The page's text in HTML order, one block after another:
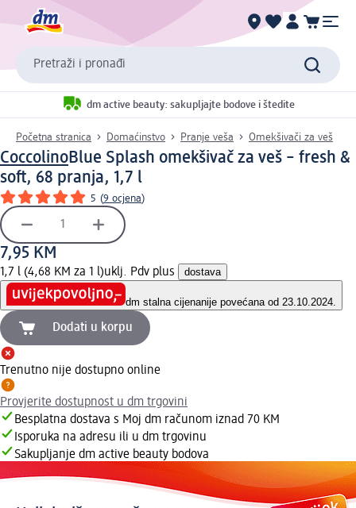
Pretraži i pronađi
dm active beauty: sakupljajte bodove i štedite
Početna stranica Domaćinstvo Pranje veša Omekšivači za veš
CoccolinoBlue Splash omekšivač za veš – fresh &
soft, 68 pranja, 1,7 l
5 (9 ocjena)
7,95 KM
1,7 l (4,68 KM za 1 l)uklj. Pdv plus dostava
dm stalna cijenanije povećana od 23.10.2024.
Dodati u korpu
Trenutno nije dostupno online
Provjerite dostupnost u dm trgovini
Besplatna dostava s Moj dm računom iznad 70 KM
Isporuka na adresu ili u dm trgovinu
Sakupljanje dm active beauty bodova